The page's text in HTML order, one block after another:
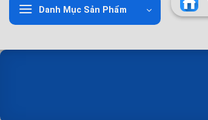
Danh Mục Sản Phẩm